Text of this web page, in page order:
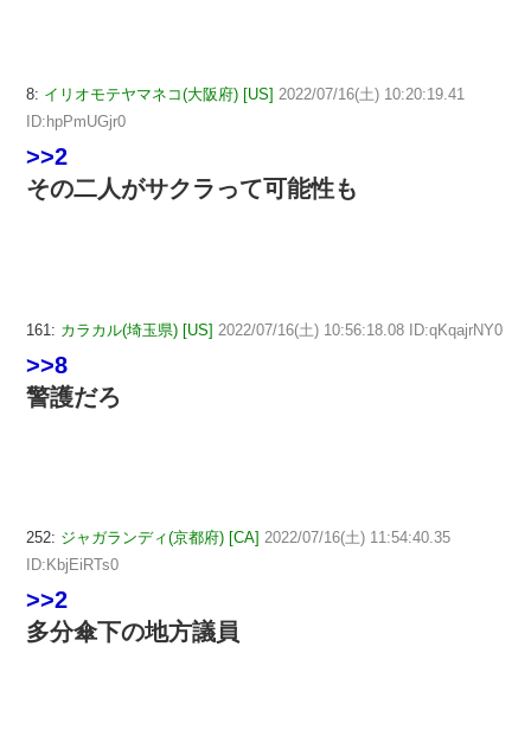
8: イリオモテヤマネコ(大阪府) [US] 2022/07/16(土) 10:20:19.41
ID:hpPmUGjr0
>>2
その二人がサクラって可能性も
161: カラカル(埼玉県) [US] 2022/07/16(土) 10:56:18.08 ID:qKqajrNY0
>>8
警護だろ
252: ジャガランディ(京都府) [CA] 2022/07/16(土) 11:54:40.35
ID:KbjEiRTs0
>>2
多分傘下の地方議員